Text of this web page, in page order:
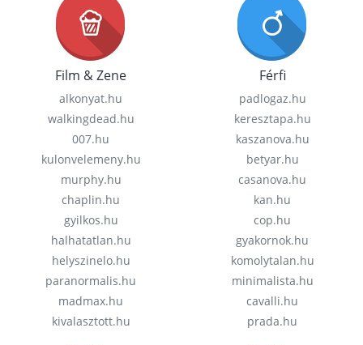
Film & Zene
alkonyat.hu
walkingdead.hu
007.hu
kulonvelemeny.hu
murphy.hu
chaplin.hu
gyilkos.hu
halhatatlan.hu
helyszinelo.hu
paranormalis.hu
madmax.hu
kivalasztott.hu
Férfi
padlogaz.hu
keresztapa.hu
kaszanova.hu
betyar.hu
casanova.hu
kan.hu
cop.hu
gyakornok.hu
komolytalan.hu
minimalista.hu
cavalli.hu
prada.hu